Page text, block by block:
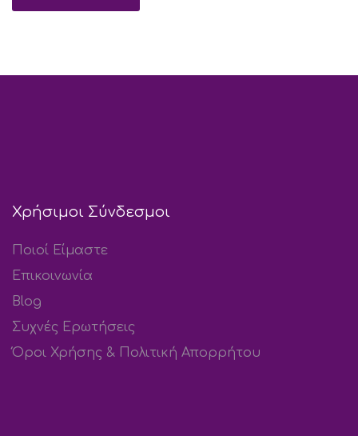
Χρήσιμοι Σύνδεσμοι
Ποιοί Είμαστε
Επικοινωνία
Blog
Συχνές Ερωτήσεις
Όροι Χρήσης & Πολιτική Απορρήτου